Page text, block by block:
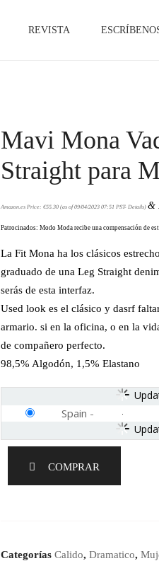
REVISTA
Mavi Mona
Straight para
Amazon.es Price: €55.30 (as of 09/04/2023 07:51 PST- Details) &
Patrocinados: Modo Moda recibe una compensación de
La Fit Mona ha los clásicos
graduado de una Leg Straight
serás de esta interfaz.
Used look es el clásico y dasrf
armario. si en la oficina, o en la
de compañero perfecto.
98,5% Algodón, 1,5% Elastano
Spain -
COMPRAR
Categorías Calido, Dramatico,